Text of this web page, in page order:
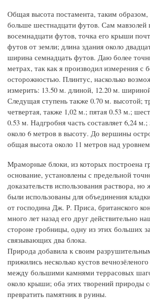
Общая высота постамента, таким
больше шестнадцати футов. Сам мавзолей
восемнадцати футов, точка его крыши
футов от земли; длина здания около
ширина семнадцать футов. Даю более
метрах, так как я производил измерения с
осторожностью. Плинтус, насколько
измерить: 13.50 м. длиной, 12.20 м.
Следущая ступень также 0.70 м. высотой;
четвертая, также 1,02 м.; пятая 0.53 м.;
0.53 м. Надгробня часть составляет 6,24
около 6 метров в высоту. До вершины
общая высота около 11 метров над
Мраморные блоки, из которых построена
основание, установлены с предельной
доказательств использования раствора,
были использованы для объединения
от господина Дж. Р. Приса, британского
много лет назад его друг действительно
стороне гробницы, одну из этих больших
связывающих два блока.
Природа добавила к своим
прижились несколько кустов
между большими камнями террасовых
около крыши; оба этих творений природы
превратить памятник в руины.